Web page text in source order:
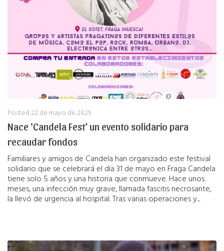
Posted22 de mayo de 2025
Nace ‘Candela Fest’ un evento solidario para
recaudar fondos
Familiares y amigos de Candela han organizado este festival
solidario que se celebrará el día 31 de mayo en Fraga Candela
tiene solo 5 años y una historia que conmueve. Hace unos
meses, una infección muy grave, llamada fascitis necrosante,
la llevó de urgencia al hospital. Tras varias operaciones y...